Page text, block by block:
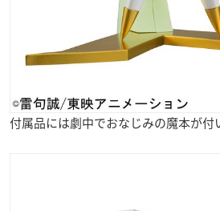
付属品には劇中でおなじみの魔本が付